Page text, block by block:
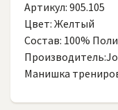
Артикул: 905.105
Цвет: Желтый
Состав: 100%
Манишка